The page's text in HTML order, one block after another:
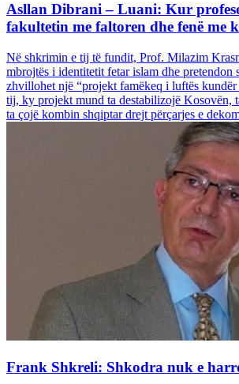
Asllan Dibrani – Luani: Kur
fakultetin me faltoren dhe fenë me
Në shkrimin e tij të fundit, Prof. Milazim
mbrojtës i identitetit fetar islam dhe pretendon
zhvillohet një “projekt famëkeq i luftës kundër
tij, ky projekt mund ta destabilizojë Kosovën,
ta çojë kombin shqiptar drejt përçarjes e
Frank Shkreli: Shkodra nuk e